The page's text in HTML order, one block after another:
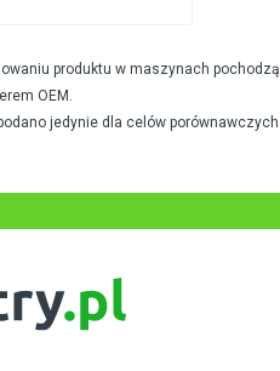
produktu w maszynach
OEM.
jedynie dla celów